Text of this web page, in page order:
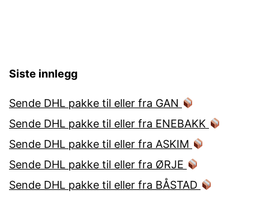
Siste innlegg
Sende DHL pakke til eller fra GAN
Sende DHL pakke til eller fra ENEBAKK
Sende DHL pakke til eller fra ASKIM
Sende DHL pakke til eller fra ØRJE
Sende DHL pakke til eller fra BÅSTAD